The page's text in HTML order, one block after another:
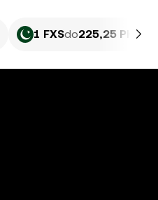
1 FXSdo225,25 PKR